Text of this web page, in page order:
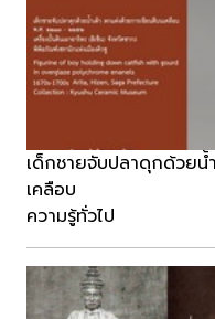
เด็กชายจับปลาดุกด้วย
เคลือบ
ความรู้ทั่วไป